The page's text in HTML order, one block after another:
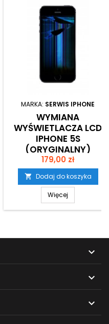
MARKA: SERWIS IPHONE
WYMIANA
WYŚWIETLACZA LCD
IPHONE 5S
(ORYGINALNY)
Cena
179,00 zł
 Dodaj do koszyka
Więcej


